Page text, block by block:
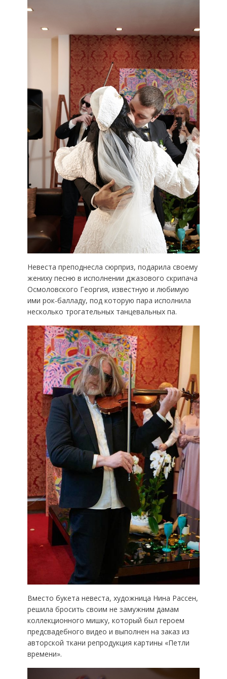
Невеста преподнесла сюрприз, подарила своему
жениху песню в исполнении джазового скрипача
Осмоловского Георгия, известную и любимую
ими рок-балладу, под которую пара исполнила
несколько трогательных танцевальных па.
Вместо букета невеста, художница Нина Рассен,
решила бросить своим не замужним дамам
коллекционного мишку, который был героем
предсвадебного видео и выполнен на заказ из
авторской ткани репродукция картины «Петли
времени».